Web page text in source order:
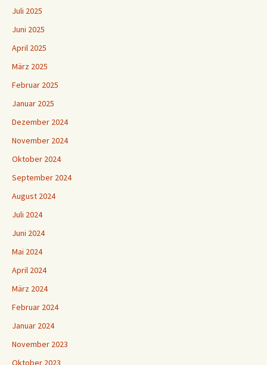
Juli 2025
Juni 2025
April 2025
März 2025
Februar 2025
Januar 2025
Dezember 2024
November 2024
Oktober 2024
September 2024
August 2024
Juli 2024
Juni 2024
Mai 2024
April 2024
März 2024
Februar 2024
Januar 2024
November 2023
Oktober 2023